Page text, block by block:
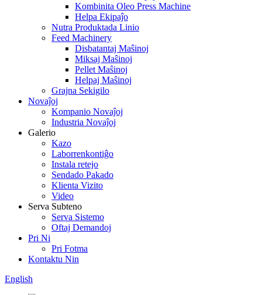
Kombinita Oleo Press Machine
Helpa Ekipaĵo
Nutra Produktada Linio
Feed Machinery
Disbatantaj Maŝinoj
Miksaj Maŝinoj
Pellet Maŝinoj
Helpaj Maŝinoj
Grajna Sekigilo
Novaĵoj
Kompanio Novaĵoj
Industria Novaĵoj
Galerio
Kazo
Laborrenkontiĝo
Instala retejo
Sendado Pakado
Klienta Vizito
Video
Serva Subteno
Serva Sistemo
Oftaj Demandoj
Pri Ni
Pri Fotma
Kontaktu Nin
English